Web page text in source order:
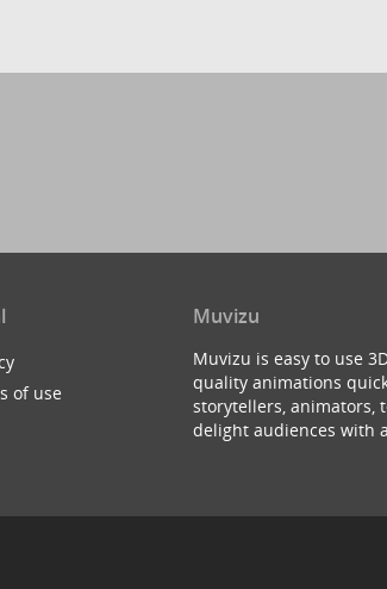
of use
Muvizu
Muvizu is easy to use
quality animations
storytellers, animators,
delight audiences with